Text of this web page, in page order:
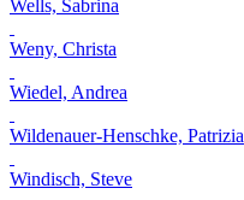
Wells, Sabrina
Weny, Christa
Wiedel, Andrea
Wildenauer-Henschke, Patrizia
Windisch, Steve